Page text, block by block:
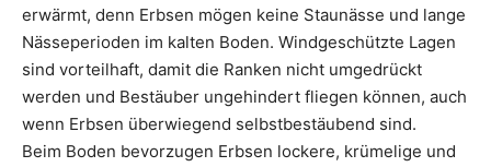
erwärmt, denn Erbsen mögen keine Staunässe und lange
Nässeperioden im kalten Boden. Windgeschützte Lagen
sind vorteilhaft, damit die Ranken nicht umgedrückt
werden und Bestäuber ungehindert fliegen können, auch
wenn Erbsen überwiegend selbstbestäubend sind.
Beim Boden bevorzugen Erbsen lockere, krümelige und